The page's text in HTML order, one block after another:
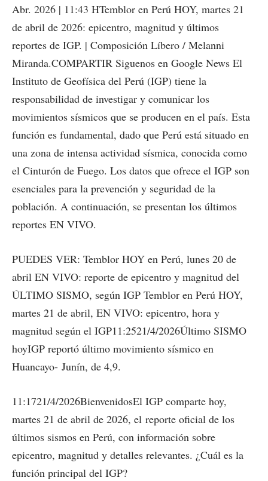
Abr. 2026 | 11:43 HTemblor en Perú HOY, martes 21
de abril de 2026: epicentro, magnitud y últimos
reportes de IGP. | Composición Líbero / Melanni
Miranda.COMPARTIR Siguenos en Google News El
Instituto de Geofísica del Perú (IGP) tiene la
responsabilidad de investigar y comunicar los
movimientos sísmicos que se producen en el país. Esta
función es fundamental, dado que Perú está situado en
una zona de intensa actividad sísmica, conocida como
el Cinturón de Fuego. Los datos que ofrece el IGP son
esenciales para la prevención y seguridad de la
población. A continuación, se presentan los últimos
reportes EN VIVO.
PUEDES VER: Temblor HOY en Perú, lunes 20 de
abril EN VIVO: reporte de epicentro y magnitud del
ÚLTIMO SISMO, según IGP Temblor en Perú HOY,
martes 21 de abril, EN VIVO: epicentro, hora y
magnitud según el IGP11:2521/4/2026Último SISMO
hoyIGP reportó último movimiento sísmico en
Huancayo- Junín, de 4,9.
11:1721/4/2026BienvenidosEl IGP comparte hoy,
martes 21 de abril de 2026, el reporte oficial de los
últimos sismos en Perú, con información sobre
epicentro, magnitud y detalles relevantes. ¿Cuál es la
función principal del IGP?